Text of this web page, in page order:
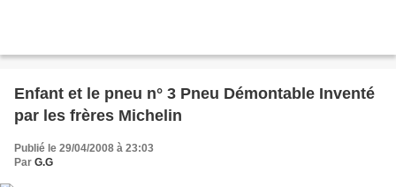
Enfant et le pneu n° 3 Pneu Démontable Inventé
par les frères Michelin
Publié le 29/04/2008 à 23:03
Par G.G